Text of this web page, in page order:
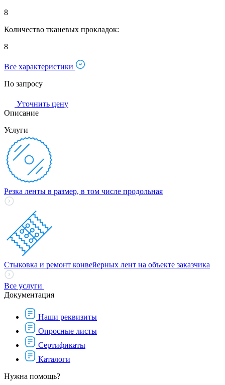
8
Количество тканевых прокладок:
8
Все характеристики
По запросу
Уточнить цену
Описание
Услуги
Резка ленты в размер, в том числе продольная
Стыковка и ремонт конвейерных лент на объекте заказчика
Все услуги
Документация
Наши реквизиты
Опросные листы
Сертификаты
Каталоги
Нужна помощь?